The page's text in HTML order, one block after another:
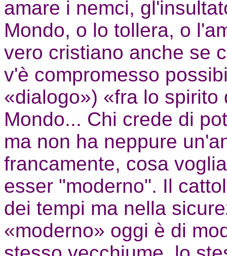
amare i nemci,
Mondo, o lo tollera, o
vero cristiano anche se
v'è compromesso
«dialogo») «fra lo
Mondo... Chi crede di
ma non ha neppure
francamente, cosa
esser "moderno". Il
dei tempi ma nella
«moderno» oggi è di